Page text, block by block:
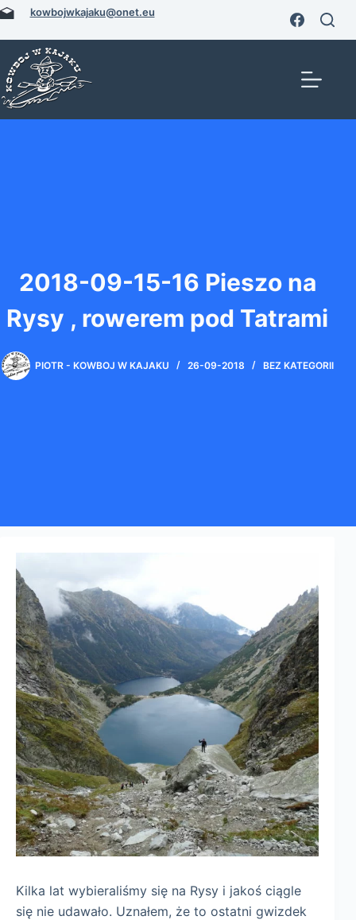
Przejdź
treści
kowbojwkajaku@onet.eu
2018-09-15-16 Pieszo na
Rysy , rowerem pod Tatrami
PIOTR - KOWBOJ W KAJAKU 26-09-2018 BEZ KATEGORII
Kilka lat wybieraliśmy się na Rysy i jakoś ciągle
się nie udawało. Uznałem, że to ostatni gwizdek